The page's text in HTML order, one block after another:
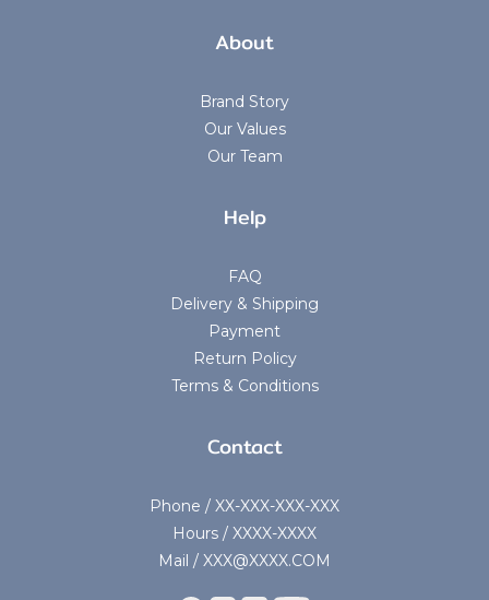
About
Brand Story
Our Values
Our Team
Help
FAQ
Delivery & Shipping
Payment
Return Policy
Terms & Conditions
Contact
Phone / XX-XXX-XXX-XXX
Hours / XXXX-XXXX
Mail / XXX@XXXX.COM